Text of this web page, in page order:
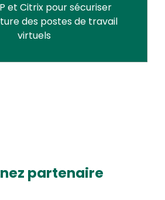
et Citrix pour sécuriser
des postes de travail
virtuels
partenaire